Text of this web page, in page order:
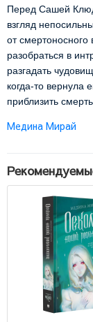
Перед Сашей
взгляд
от смертоносного
разобраться в
разгадать
когда-то вернула
приблизить
Медина Мирай